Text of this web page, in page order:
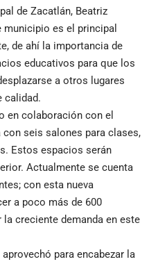
de Zacatlán, Beatriz
municipio es el principal
de ahí la importancia de
educativos para que los
a otros lugares
calidad.
en colaboración con el
seis salones para clases,
Estos espacios serán
Actualmente se cuenta
con esta nueva
a poco más de 600
creciente demanda en este
para encabezar la